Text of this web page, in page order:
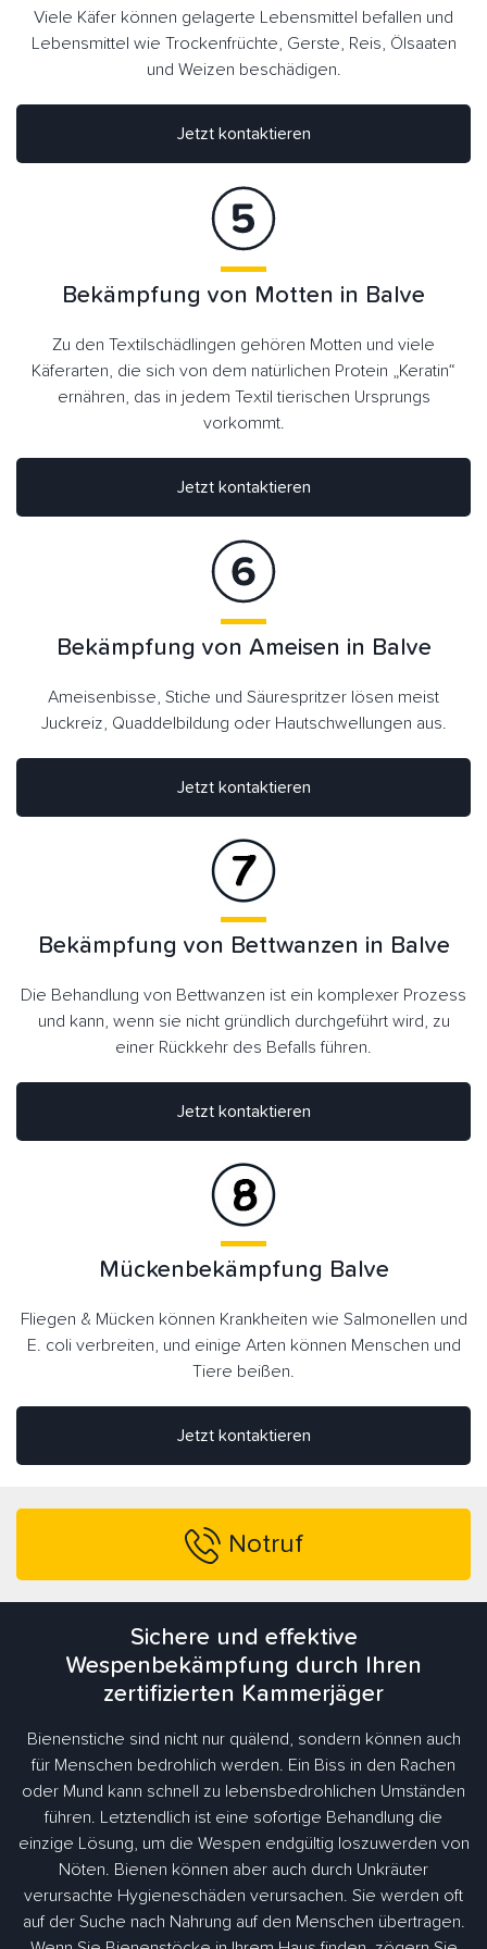
Jetzt kontaktieren
Viele Käfer können gelagerte Lebensmittel befallen und
Lebensmittel wie Trockenfrüchte, Gerste, Reis, Ölsaaten
und Weizen beschädigen.
Bekämpfung von Motten in Balve
Zu den Textilschädlingen gehören Motten und viele
Käferarten, die sich von dem natürlichen Protein „Keratin“
ernähren, das in jedem Textil tierischen Ursprungs
vorkommt.
Jetzt kontaktieren
Jetzt kontaktieren
Bekämpfung von Ameisen in Balve
Ameisenbisse, Stiche und Säurespritzer lösen meist
Juckreiz, Quaddelbildung oder Hautschwellungen aus.
Bekämpfung von Bettwanzen in Balve
Die Behandlung von Bettwanzen ist ein komplexer Prozess
und kann, wenn sie nicht gründlich durchgeführt wird, zu
einer Rückkehr des Befalls führen.
Jetzt kontaktieren
Jetzt kontaktieren
Mückenbekämpfung Balve
Fliegen & Mücken können Krankheiten wie Salmonellen und
E. coli verbreiten, und einige Arten können Menschen und
Tiere beißen.
Notruf
Sichere und effektive
Wespenbekämpfung durch Ihren
zertifizierten Kammerjäger
Bienenstiche sind nicht nur quälend, sondern können auch
für Menschen bedrohlich werden. Ein Biss in den Rachen
oder Mund kann schnell zu lebensbedrohlichen Umständen
führen. Letztendlich ist eine sofortige Behandlung die
einzige Lösung, um die Wespen endgültig loszuwerden von
Nöten. Bienen können aber auch durch Unkräuter
verursachte Hygieneschäden verursachen. Sie werden oft
auf der Suche nach Nahrung auf den Menschen übertragen.